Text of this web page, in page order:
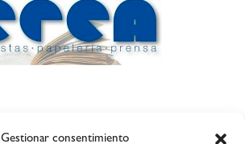
Gestionar consentimiento